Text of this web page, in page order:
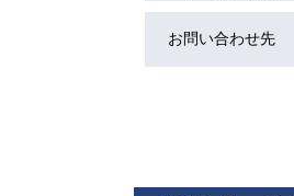
お問い合わせ先